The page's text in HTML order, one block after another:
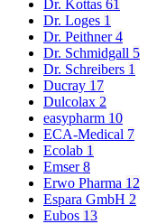
Dr. Kottas 61
Dr. Loges 1
Dr. Peithner4
Dr. Schmidgall 5
Dr. Schreibers 1
Ducray 17
Dulcolax 2
easypharm 10
ECA-Medical 7
Ecolab 1
Emser8
Erwo Pharma 12
Espara GmbH 2
Eubos 13